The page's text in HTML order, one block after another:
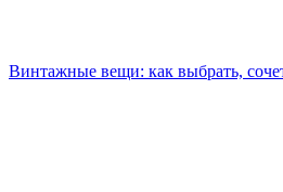
Винтажные вещи: как выбрать,